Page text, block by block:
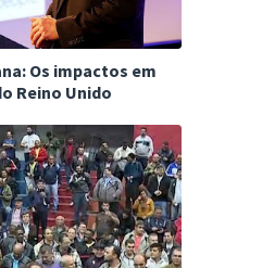
Os impactos em
Reino Unido